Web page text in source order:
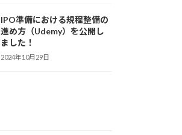
IPO準備における規程整備の
進め方（Udemy）を公開し
ました！
2024年10月29日